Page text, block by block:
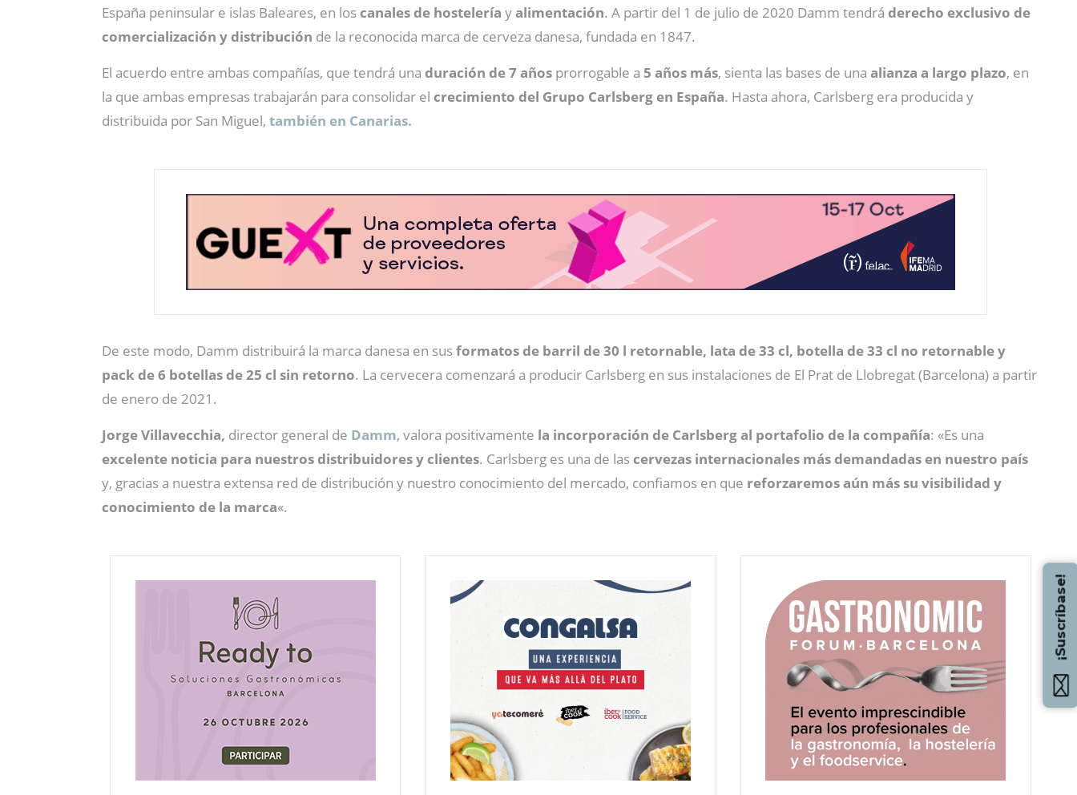
España peninsular e islas Baleares, en loscanales de hostelería yalimentación. A partir del 1 de julio de 2020 Damm tendrá derecho exclusivo de
comercialización y distribución de la reconocida marca de cerveza danesa, fundada en 1847.
El acuerdo entre ambas compañías, que tendrá una duración de 7 años prorrogable a 5 años más, sienta las bases de una alianza a largo plazo, en
la que ambas empresas trabajarán para consolidar el crecimiento del Grupo Carlsberg en España. Hasta ahora, Carlsberg era producida y
distribuida por San Miguel, también en Canarias.
De este modo, Damm distribuirá la marca danesa en susformatos de barril de 30 l retornable, lata de 33 cl, botella de 33 cl no retornable y
pack de 6 botellas de 25 cl sin retorno. La cervecera comenzará a producir Carlsberg en sus instalaciones de El Prat de Llobregat (Barcelona) a partir
de enero de 2021.
Jorge Villavecchia, director general de Damm, valora positivamente la incorporación de Carlsberg al portafolio de la compañía: «Es una
excelente noticia para nuestros distribuidores y clientes. Carlsberg es una de lascervezas internacionales más demandadas en nuestro país
y, gracias a nuestra extensa red de distribución y nuestro conocimiento del mercado, confiamos en que reforzaremos aún más su visibilidad y
conocimiento de la marca«.
¡Suscríbase!